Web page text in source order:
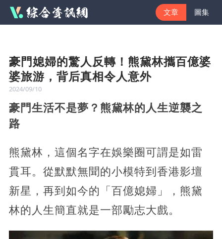
文章 圖集
豪門媳婦的驚人反轉！熊黛林攜百億婆
婆旅游，背后真相令人意外
2024/09/10
豪門生活不是夢？熊黛林的人生逆襲之
路
熊黛林，這個名字在娛樂圈可謂是如雷
貫耳。從默默無聞的小模特到香港影壇
新星，再到如今的「百億媳婦」，熊黛
林的人生簡直就是一部勵志大戲。